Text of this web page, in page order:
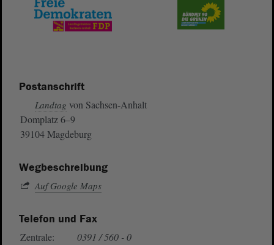
Postanschrift
Landtag von Sachsen-Anhalt
Domplatz 6–9
39104 Magdeburg
Wegbeschreibung
Auf Google Maps
Telefon und Fax
Zentrale:
0391 / 560 - 0